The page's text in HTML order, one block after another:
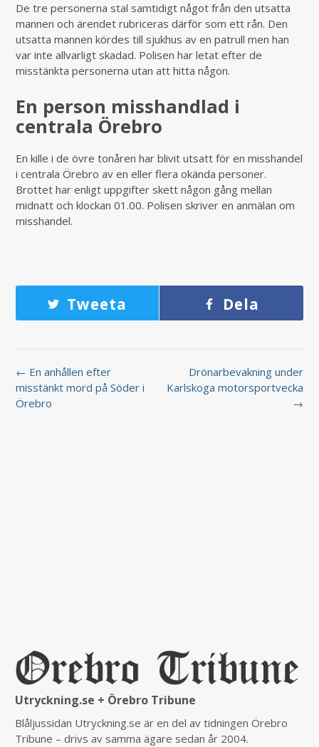
De tre personerna stal samtidigt något från den utsatta
mannen och ärendet rubriceras därför som ett rån. Den
utsatta mannen kördes till sjukhus av en patrull men han
var inte allvarligt skadad. Polisen har letat efter de
misstänkta personerna utan att hitta någon.
En person misshandlad i
centrala Örebro
En kille i de övre tonåren har blivit utsatt för en misshandel
i centrala Örebro av en eller flera okända personer.
Brottet har enligt uppgifter skett någon gång mellan
midnatt och klockan 01.00. Polisen skriver en anmälan om
misshandel.
Tweeta Dela
← En anhållen efter
misstänkt mord på Söder i
Örebro
Drönarbevakning under
Karlskoga motorsportvecka
→
Utryckning.se + Örebro Tribune
Blåljussidan Utryckning.se är en del av tidningen Örebro
Tribune – drivs av samma ägare sedan år 2004.